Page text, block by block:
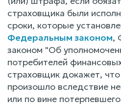
страховщика были
сроки, которые
Федеральным законом,
законом "Об
потребителей
страховщик докажет,
произошло вследствие
или по вине